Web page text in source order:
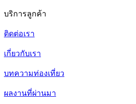
บริการลูกค้า
ติดต่อเรา
เกี่ยวกับเรา
บทความท่องเที่ยว
ผลงานที่ผ่านมา